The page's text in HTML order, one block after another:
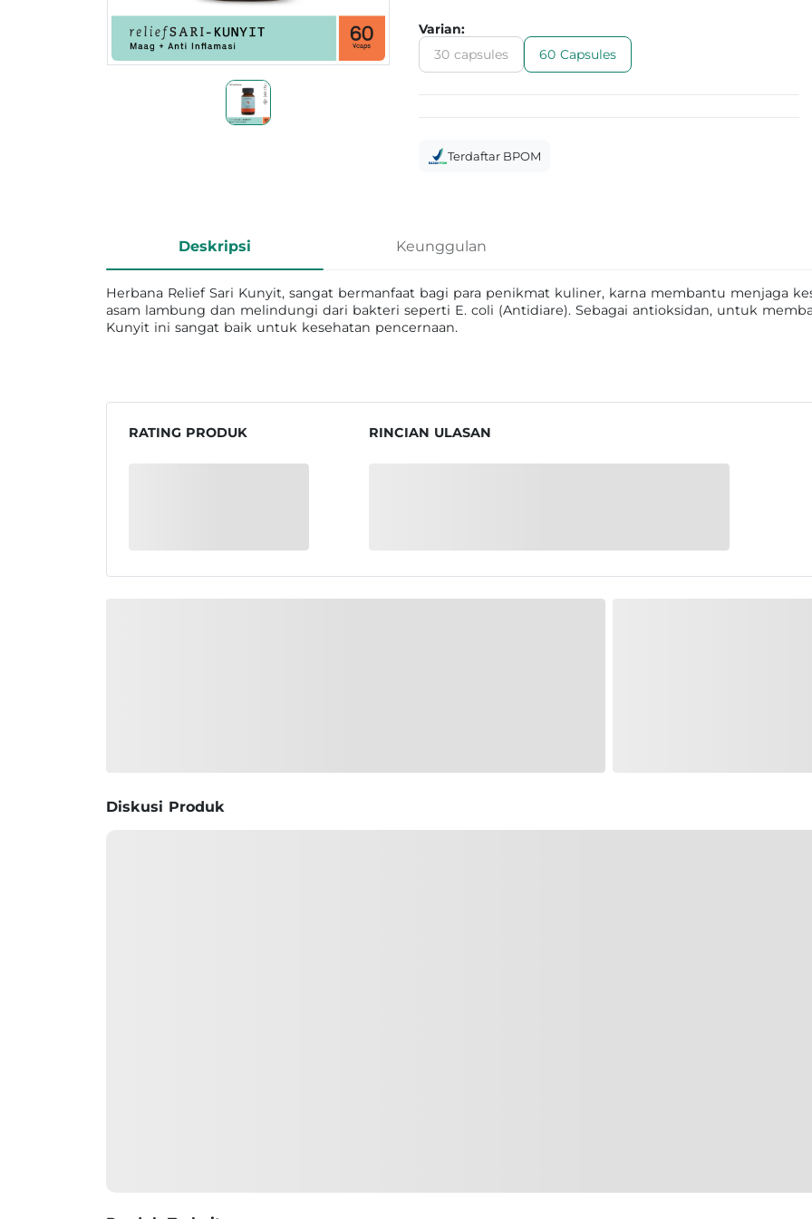
Varian:
30 capsules
60 Capsules
Terdaftar BPOM
Informasi Produk
Deskripsi Keunggulan
Herbana Relief Sari Kunyit, sangat bermanfaat bagi para penikmat kuliner, karna membantu menjaga
asam lambung dan melindungi dari bakteri seperti E. coli (Antidiare). Sebagai antioksidan, untuk
Kunyit ini sangat baik untuk kesehatan pencernaan.
RATING PRODUK RINCIAN ULASAN
Diskusi Produk